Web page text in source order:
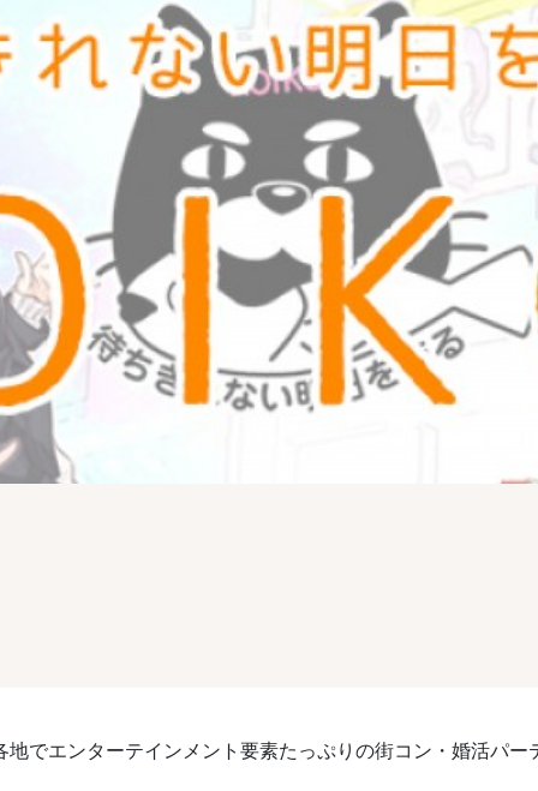
地でエンターテインメント要素たっぷりの街コン・婚活パ